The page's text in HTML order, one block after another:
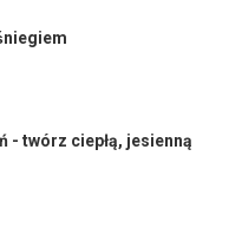
- twórz ciepłą, jesienną